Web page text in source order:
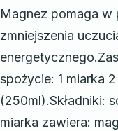
Magnez pomaga w
zmniejszenia
spożycie: 1 miarka
(250ml).Składniki:
miarka zawiera: